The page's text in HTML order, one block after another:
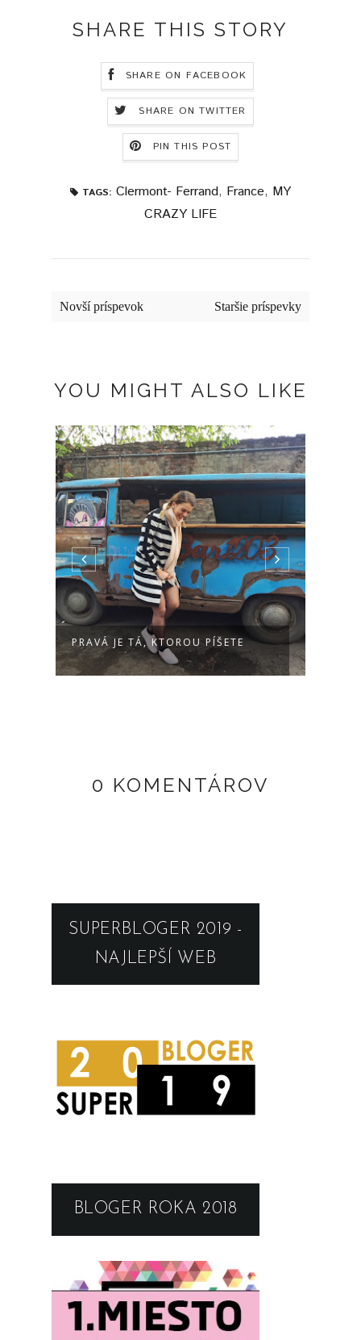
SHARE THIS STORY
SHARE ON FACEBOOK
SHARE ON TWITTER
PIN THIS POST
TAGS: Clermont- Ferrand, France, MY
CRAZY LIFE
Novší príspevok Staršie príspevky
YOU MIGHT ALSO LIKE
PRAVÁ JE TÁ, KTOROU PÍŠETE
0 KOMENTÁROV
SUPERBLOGER 2019 -
NAJLEPŠÍ WEB
BLOGER ROKA 2018